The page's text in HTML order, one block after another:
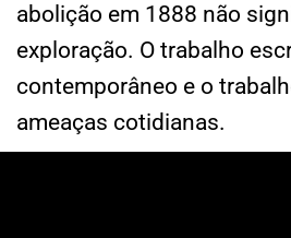
abolição em 1888 não
exploração. O trabalho
contemporâneo e o
ameaças cotidianas.